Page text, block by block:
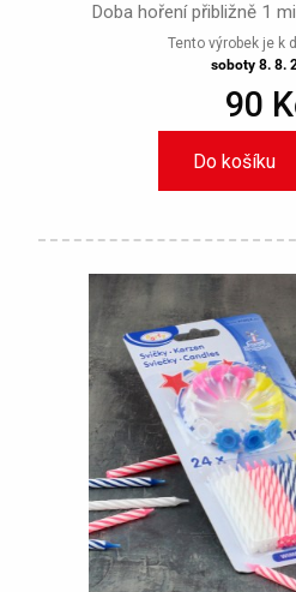
Doba hoření přibližně 1
Tento výrobek je k
soboty 8. 8.
90